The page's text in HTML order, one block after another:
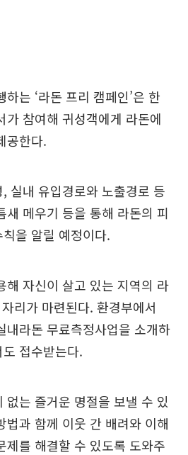
는 ‘라돈 프리 캠페인’은 한
가 참여해 귀성객에게 라돈에
공한다.
실내 유입경로와 노출경로 등
새 메우기 등을 통해 라돈의 피
을 알릴 예정이다.
해 자신이 살고 있는 지역의 라
리가 마련된다. 환경부에서
내라돈 무료측정사업을 소개하
접수받는다.
없는 즐거운 명절을 보낼 수 있
법과 함께 이웃 간 배려와 이해
제를 해결할 수 있도록 도와주